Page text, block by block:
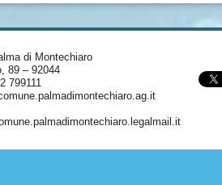
di Montechiaro
89 – 92044
799111